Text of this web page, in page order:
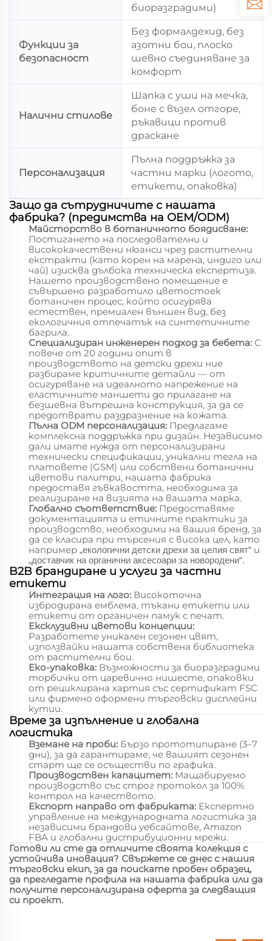
биоразградими)
Функции за
безопасност
Без формалдехид, без
азотни бои, плоско
шевно съединяване за
комфорт
Налични стилове
Шапка с уши на мечка,
боне с възел отгоре,
ръкавици против
драскане
Персонализация
Пълна поддръжка за
частни марки (логото,
етикети, опаковка)
Защо да сътрудничите с нашата
фабрика? (предимства на OEM/ODM)
Майсторство в ботаничното боядисване:
Постигането на последователни и
висококачествени нюанси чрез растителни
екстракти (като корен на марена, индиго или
чай) изисква дълбока техническа експертиза.
Нашето производствено помещение е
съвършено разработило цветостоек
ботаничен процес, който осигурява
естествен, премиален външен вид, без
екологичния отпечатък на синтетичните
багрила.
Специализиран инженерен подход за бебета: С
повече от 20 години опит в
производството на детски дрехи ние
разбираме критичните детайли — от
осигуряване на идеалното напрежение на
еластичните маншети до прилагане на
безшевна вътрешна конструкция, за да се
предотврати раздразнение на кожата.
Пълна ODM персонализация: Предлагаме
комплексна поддръжка при дизайн. Независимо
дали имате нужда от персонализирани
технически спецификации, уникални тегла на
платовете (GSM) или собствени ботанични
цветови палитри, нашата фабрика
предоставя гъвкавостта, необходима за
реализиране на визията на вашата марка.
Глобално съответствие: Предоставяме
документацията и етичните практики за
производство, необходими на вашия бренд, за
да се класира при търсения с висока цел, като
например „екологични детски дрехи за целия свят“ и
„доставчик на органични аксесоари за новородени“.
B2B брандиране и услуги за частни
етикети
Интеграция на лого: Високоточна
избродирана емблема, тъкани етикети или
етикети от органичен памук с печат.
Ексклузивни цветови концепции:
Разработете уникален сезонен цвят,
използвайки нашата собствена библиотека
от растителни бои.
Еко-упаковка: Възможности за биоразградими
торбички от царевично нишесте, опаковки
от рециклирана хартия със сертификат FSC
или фирмено оформени търговски дисплейни
кутии.
Време за изпълнение и глобална
логистика
Вземане на проби: Бързо прототипиране (3–7
дни), за да гарантираме, че вашият сезонен
старт ще се осъществи по графика.
Производствен капацитет: Мащабируемо
производство със строг протокол за 100%
контрол на качеството.
Експорт направо от фабриката: Експертно
управление на международната логистика за
независими брандови уебсайтове, Amazon
FBA и глобални дистрибуционни мрежи.
Готови ли сте да отличите своята колекция с
устойчива иновация? Свържете се днес с нашия
търговски екип, за да поискате пробен образец,
да прегледате профила на нашата фабрика или да
получите персонализирана оферта за следващия
си проект.